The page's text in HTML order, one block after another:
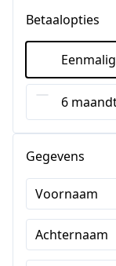
Betaalopties
Eenmalig
6
Gegevens
Voornaam
Achternaam